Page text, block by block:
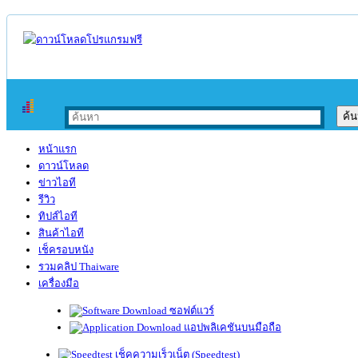
หน้าแรก
ดาวน์โหลด
ข่าวไอที
รีวิว
ทิปส์ไอที
สินค้าไอที
เช็ครอบหนัง
รวมคลิป Thaiware
เครื่องมือ
ซอฟต์แวร์
แอปพลิเคชันบนมือถือ
เช็คความเร็วเน็ต (Speedtest)